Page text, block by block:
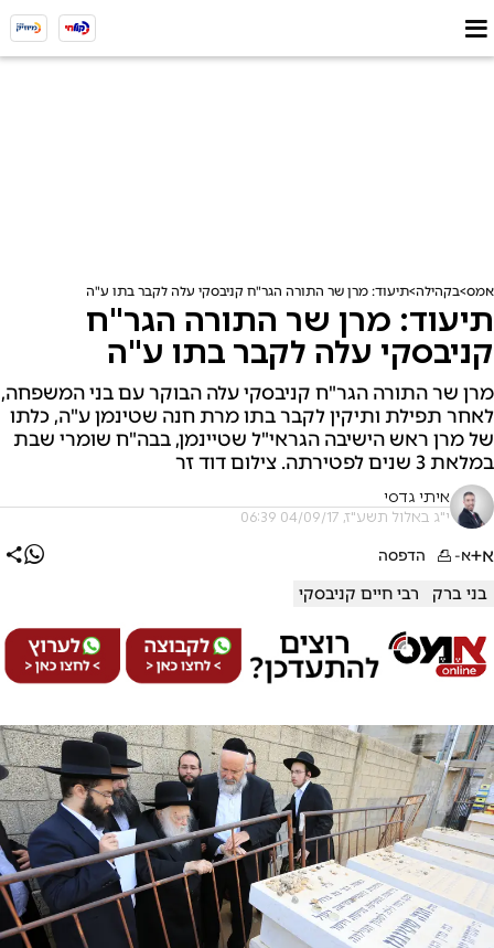
אמס בקהילה תיעוד: מרן שר התורה הגר"ח קניבסקי עלה לקבר בתו ע"ה
תיעוד: מרן שר התורה הגר"ח
קניבסקי עלה לקבר בתו ע"ה
מרן שר התורה הגר"ח קניבסקי עלה הבוקר עם בני המשפחה,
לאחר תפילת ותיקין לקבר בתו מרת חנה שטינמן ע"ה, כלתו
של מרן ראש הישיבה הגראי"ל שטיינמן, בבה"ח שומרי שבת
במלאת 3 שנים לפטירתה. ​צילום דוד זר​
איתי גדסי
י"ג באלול תשע"ז, 04/09/17 06:39
א+א- הדפסה
בני ברק רבי חיים קניבסקי